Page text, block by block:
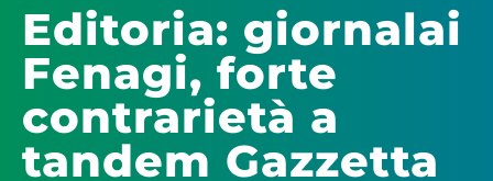
Editoria: giornalai
Fenagi, forte
contrarietà a
tandem Gazzetta